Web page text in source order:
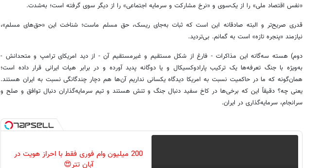
«نفس اقتصاد ملی» را از یک‌سوی و «نرخ مشارکت و سرمایه اجتماعی» را از دیگر سوی گرفته است؛ به‌شدت.
قدری صریح‌تر و البته صادقانه این است که ثبات به‌جای ریسک، حق مسلم ماست؛ شناخت این «حق‌های مسلم»،
نیازمند «پنجره تازه» است به گمانم. بی‌تردید.
دوم) هسته سه‌گانه این مذاکرات - فارغ از شکل مستقیم و غیرمستقیم آن - از دید امریکای ترامپ و متحدانش -
به‌ویژه با جنگ تعرفه‌ها یک ترکیب پارادوکسیکال و یا دوگانه پدید آورده و در برابر هیات ایرانی قرار داده است؛
همان‌گونه که ما در حاکمیت نسبت به امریکا دیدگاه یکسانی نداریم آن‌ها هم دچار چندگانگی نسبت به ایران هستند.
یعنی چه؟ دقیقاً این که برخی‌ها در کاخ سفید دنبال جنگ و تنش هستند و تیم سرمایه‌گذاران دنبال توافق و صلح و
سرانجام، سرمایه‌گذاری در ایران.
200 میلیون وام فوری فقط با احراز هویت در
آبان تتر😍